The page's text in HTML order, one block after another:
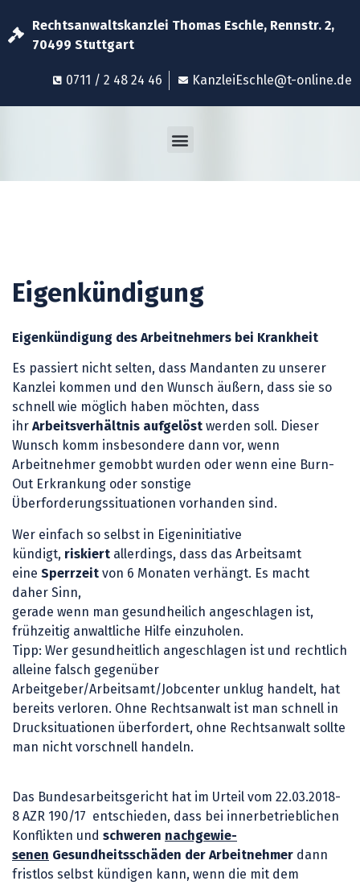
Rechtsanwaltskanzlei Thomas Eschle, Rennstr. 2,
70499 Stuttgart
0711 / 2 48 24 46 KanzleiEschle@t-online.de
Eigenkündigung
Eigenkündigung des Arbeitnehmers bei Krankheit
Es passiert nicht selten, dass Mandanten zu unserer
Kanzlei kommen und den Wunsch äußern, dass sie so
schnell wie möglich haben möchten, dass
ihr Arbeitsverhältnis aufgelöst werden soll. Dieser
Wunsch komm insbesondere dann vor, wenn
Arbeitnehmer gemobbt wurden oder wenn eine Burn-
Out Erkrankung oder sonstige
Überforderungssituationen vorhanden sind.
Wer einfach so selbst in Eigeninitiative
kündigt, riskiert allerdings, dass das Arbeitsamt
eine Sperrzeit von 6 Monaten verhängt. Es macht
daher Sinn,
gerade wenn man gesundheilich angeschlagen ist,
frühzeitig anwaltliche Hilfe einzuholen.
Tipp: Wer gesundheitlich angeschlagen ist und rechtlich
alleine falsch gegenüber
Arbeitgeber/Arbeitsamt/Jobcenter unklug handelt, hat
bereits verloren. Ohne Rechtsanwalt ist man schnell in
Drucksituationen überfordert, ohne Rechtsanwalt sollte
man nicht vorschnell handeln.
Das Bundesarbeitsgericht hat im Urteil vom 22.03.2018-
8 AZR 190/17 entschieden, dass bei innerbetrieblichen
Konflikten und schweren nachgewie-
senen Gesundheitsschäden der Arbeitnehmer dann
fristlos selbst kündigen kann, wenn die mit dem